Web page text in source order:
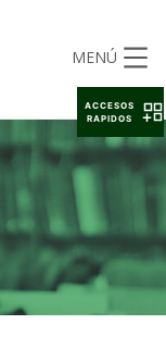
MENÚ
ACCESOS
RAPIDOS